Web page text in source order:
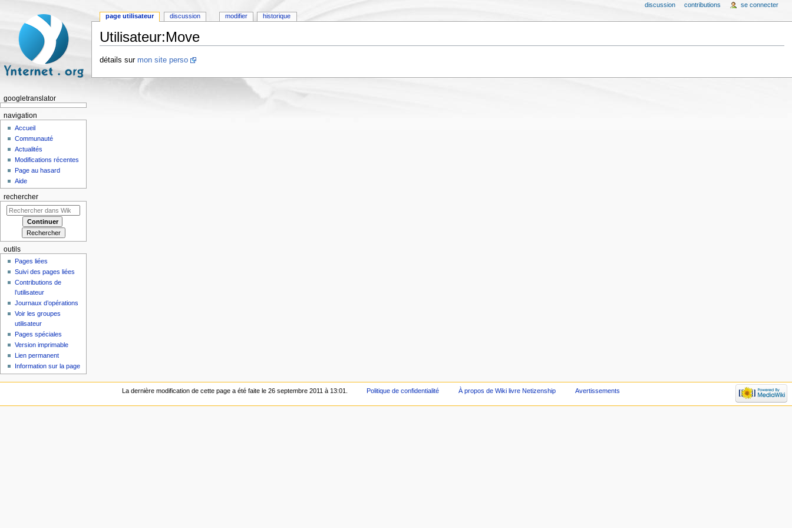
Utilisateur:Move
détails sur mon site perso
page utilisateur discussion modifier historique
discussion contributions se connecter
googletranslator
navigation
Accueil
Communauté
Actualités
Modifications récentes
Page au hasard
Aide
rechercher
outils
Pages liées
Suivi des pages liées
Contributions de
l’utilisateur
Journaux d’opérations
Voir les groupes
utilisateur
Pages spéciales
Version imprimable
Lien permanent
Information sur la page
La dernière modification de cette page a été faite le 26 septembre 2011 à 13:01. Politique de confidentialité À propos de Wiki livre Netizenship Avertissements